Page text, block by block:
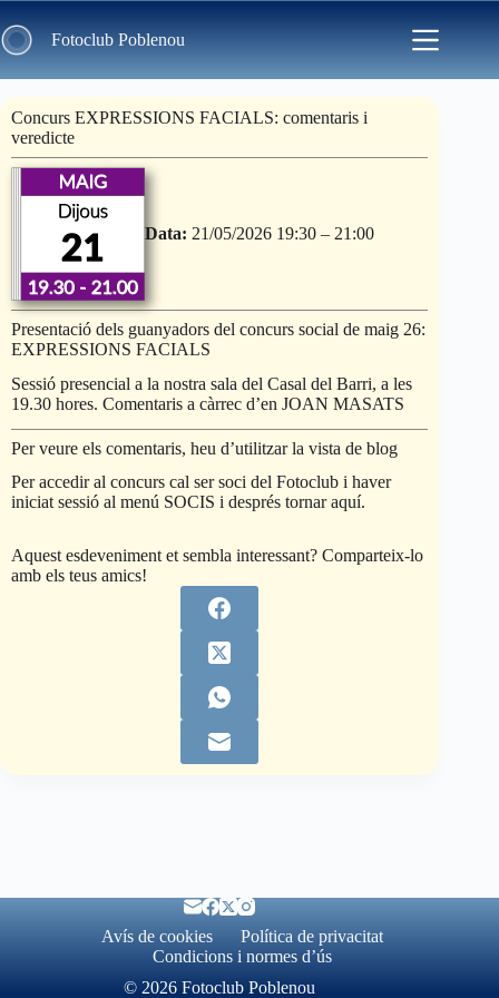
to
content Fotoclub Poblenou
Concurs EXPRESSIONS FACIALS: comentaris i
veredicte
Data: 21/05/2026 19:30 – 21:00
Presentació dels guanyadors del concurs social de maig 26:
EXPRESSIONS FACIALS
Sessió presencial a la nostra sala del Casal del Barri, a les
19.30 hores. Comentaris a càrrec d’en JOAN MASATS
Per veure els comentaris, heu d’utilitzar la vista de blog
Per accedir al concurs cal ser soci del Fotoclub i haver
iniciat sessió al menú SOCIS i després tornar aquí.
Aquest esdeveniment et sembla interessant? Comparteix-lo
amb els teus amics!
Avís de cookies
Política de privacitat
Condicions i normes d’ús
© 2026 Fotoclub Poblenou